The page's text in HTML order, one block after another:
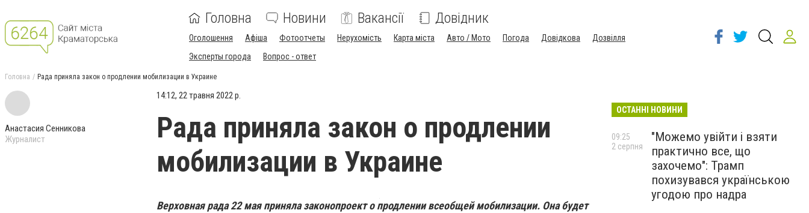
Головна Новини Вакансії Довідник
Оголошення Афіша Фотоотчеты Нерухомість Карта міста Авто / Мото Погода Довідкова
Дозвілля
Эксперты города
Вопрос - ответ
Головна Рада приняла закон о продлении мобилизации в Украине
Анастасия Сенникова
Журналист
14:12, 22 травня 2022 р.
Рада приняла закон о продлении
мобилизации в Украине
Верховная рада 22 мая приняла законопроект о продлении всеобщей мобилизации. Она будет
ОСТАННІ НОВИНИ
"Можемо увійти і взяти
практично все, що
захочемо": Трамп
похизувався українською
угодою про надра
09:25
2 серпня